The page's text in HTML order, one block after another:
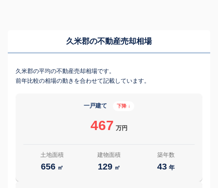
久米郡の不動産売却相場
久米郡の平均の不動産売却相場です。
前年比較の相場の動きを合わせて記載しています。
一戸建て 下降 ↓
467 万円
土地面積
656 ㎡
建物面積
129 ㎡
築年数
43 年